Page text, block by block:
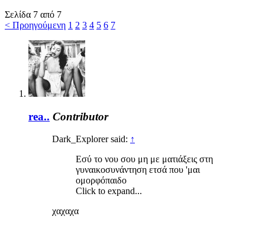
Σελίδα 7 από 7
< Προηγούμενη 1 2 3 4 5 6 7
rea.. Contributor
Dark_Explorer said: ↑
Εσύ το νου σου μη με ματιάξεις στη
γυναικοσυνάντηση ετσά που 'μαι
ομορφόπαιδο
Click to expand...
χαχαχα